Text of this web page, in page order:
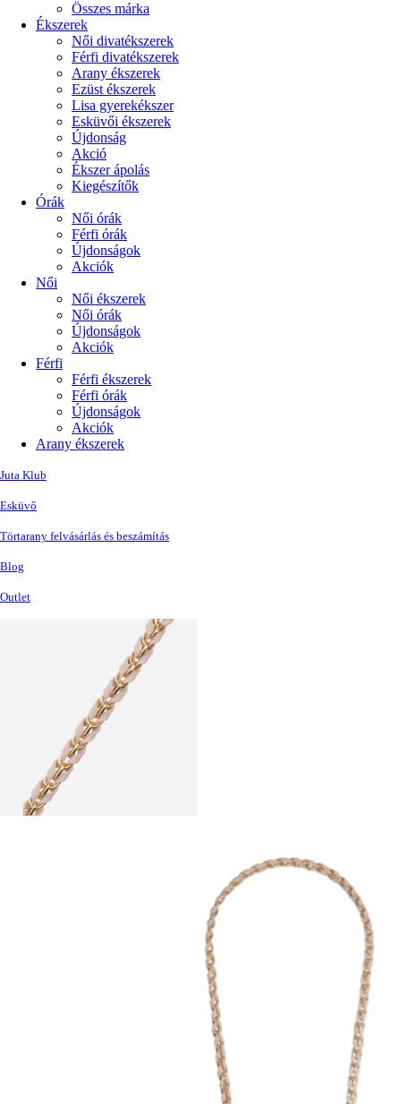
Összes márka
Ékszerek
Női divatékszerek
Férfi divatékszerek
Arany ékszerek
Ezüst ékszerek
Lisa gyerekékszer
Esküvői ékszerek
Újdonság
Akció
Ékszer ápolás
Kiegészítők
Órák
Női órák
Férfi órák
Újdonságok
Akciók
Női
Női ékszerek
Női órák
Újdonságok
Akciók
Férfi
Férfi ékszerek
Férfi órák
Újdonságok
Akciók
Arany ékszerek
Juta Klub
Esküvő
Törtarany felvásárlás és beszámítás
Blog
Outlet